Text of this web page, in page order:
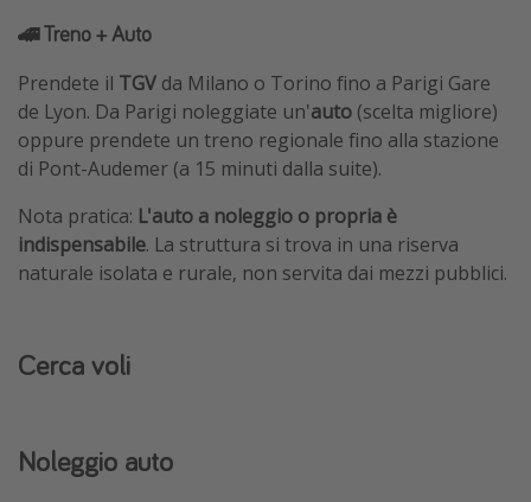
🚄 Treno + Auto
Prendete il TGV da Milano o Torino fino a Parigi Gare
de Lyon. Da Parigi noleggiate un'auto (scelta migliore)
oppure prendete un treno regionale fino alla stazione
di Pont-Audemer (a 15 minuti dalla suite).
Nota pratica: L'auto a noleggio o propria è
indispensabile. La struttura si trova in una riserva
naturale isolata e rurale, non servita dai mezzi pubblici.
Cerca voli
Noleggio auto